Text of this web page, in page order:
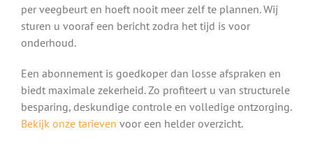
per veegbeurt en hoeft nooit meer zelf te plannen. Wij
sturen u vooraf een bericht zodra het tijd is voor
onderhoud.
Een abonnement is goedkoper dan losse afspraken en
biedt maximale zekerheid. Zo profiteert u van structurele
besparing, deskundige controle en volledige ontzorging.
Bekijk onze tarieven voor een helder overzicht.